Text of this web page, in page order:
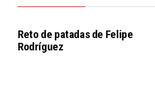
Reto de patadas de Felipe
Rodríguez